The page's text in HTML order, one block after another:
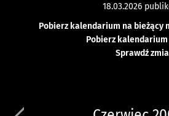
18.03.2026
Pobierz kalendarium na bieżący
Pobierz
Sprawdź